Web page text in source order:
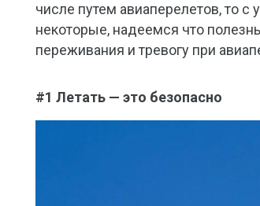
числе путем авиаперелетов, то
некоторые, надеемся что
переживания и тревогу при
#1 Летать — это безопасно